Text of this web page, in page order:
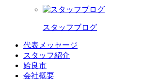
スタッフブログ
代表メッセージ
スタッフ紹介
姶良市
会社概要